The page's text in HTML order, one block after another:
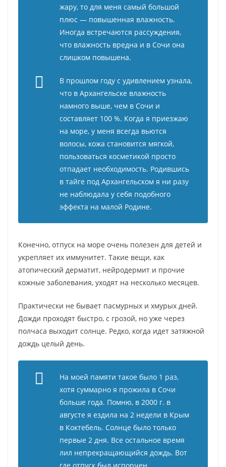
жару, то для меня самый большой
плюс — повышенная влажность.
Иногда встречаются рассуждения,
что влажность вредна и в Сочи она
слишком повышена.
В прошлом году с удивлением узнала,
что в Архангельске влажность
намного выше, чем в Сочи и
составляет 100 %. Когда я приезжаю
на море, у меня всегда вьются
волосы, кожа становится мягкой,
пользоваться косметикой просто
отпадает необходимость. Родившись
в тайге под Архангельском я ни разу
не наблюдала у себя подобного
эффекта на малой Родине.
Конечно, отпуск на море очень полезен для детей и
укрепляет их иммунитет. Такие вещи, как
атопический дерматит, нейродермит и прочие
кожные заболевания, уходят на несколько месяцев.
Практически не бывает пасмурных и хмурых дней.
Дожди проходят быстро, с грозой, но уже через
полчаса выходит солнце. Редко, когда идет затяжной
дождь целый день.
На моей памяти такое было 1 раз,
хотя суммарно я прожила в Сочи
больше года. Помню, в 2000 г. в
августе я ездила на 2 недели в Крым
в Коктебель. Солнце было только
первые 2 дня. Все остальное время
лил непрекращающийся дождь. Вот